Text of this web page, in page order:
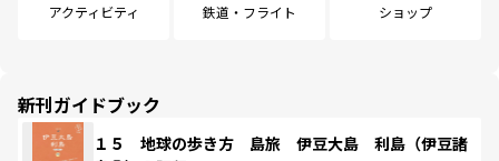
アクティビティ 鉄道・フライト ショップ
新刊ガイドブック
１５ 地球の歩き方 島旅 伊豆大島 利島（伊豆諸